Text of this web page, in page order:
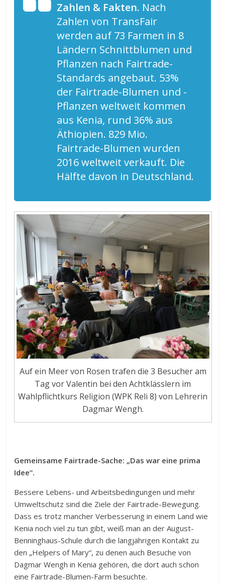
Zahlen & Fakten. Nach
Zahlen von TransFair
werden auf 73 Farmen in 8
Ländern Schnittblumen und
Pflanzen nach Fairtrade-
Standards angebaut. 53%
der Fairtrade-Blumen und -
Pflanzen weltweit kommen
aus Kenia, rund 36% aus
Äthiopien. 829 Mio.
Fairtrade-Blumen wurden
2016 weltweit verkauft. Die
Hälfte davon in Deutschland.
Auf ein Meer von Rosen trafen die 3 Besucher am
Tag vor Valentin bei den Achtklässlern im
Wahlpflichtkurs Religion (WPK Reli 8) von Lehrerin
Dagmar Wengh.
Gemeinsame Fairtrade-Sache: „Das war eine prima
Idee“.
Bessere Lebens- und Arbeitsbedingungen und mehr
Umweltschutz sind die Ziele der Fairtrade-Bewegung.
Dass es trotz mancher Verbesserung in einem Land wie
Kenia noch viel zu tun gibt, weiß man an der August-
Benninghaus-Schule durch die langjährigen Kontakt zu
den „Helpers of Mary“, zu denen auch Besuche von
Dagmar Wengh in Kenia gehören, die dort auch schon
eine Fairtrade-Blumen-Farm besuchte.